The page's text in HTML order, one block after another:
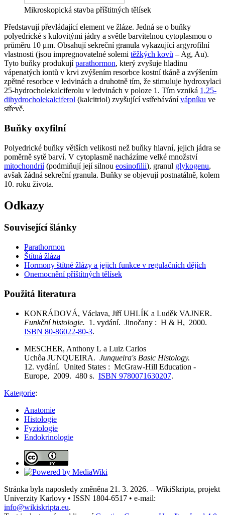
Mikroskopická stavba příštitných tělísek
Představují převládající element ve žláze. Jedná se o buňky
polyedrické s kulovitými jádry a světle barvitelnou cytoplasmou o
průměru 10 μm. Obsahují sekreční granula vykazující argyrofilní
vlastnosti (jsou impregnovatelné solemi těžkých kovů – Ag, Au).
Tyto buňky produkujíparathormon, který zvyšuje hladinu
vápenatých iontů v krvi zvýšením resorbce kostní tkáně a zvýšením
zpětné resorbce v ledvinách a druhotně tím, že stimuluje hydroxylaci
25-hydrocholekalciferolu v ledvinách v poloze 1. Tím vzniká 1,25-
dihydrocholekalciferol (kalcitriol) zvyšující vstřebávánívápníku ve
střevě.
Buňky oxyfilní
Polyedrické buňky větších velikosti než buňky hlavní, jejich jádra se
poměrně sytě barví. V cytoplasmě nacházíme velké množství
mitochondrií(podmiňují její silnou eosinofilii), granul glykogenu,
avšak žádná sekreční granula. Buňky se objevují postnatálně, kolem
10. roku života.
Odkazy
Související šlánky
Parathormon
Štítná žláza
Hormony štítné žlázy a jejich funkce v regulačních dějích
Onemocnění příštítných tělísek
Použitá literatura
KONRÁDOVÁ, Václava, Jiří UHLÍK a Luděk VAJNER.
Funkční histologie. 1. vydání. Jinočany : H & H, 2000.
ISBN 80-86022-80-3.
MESCHER, Anthony L a Luiz Carlos
Uchôa JUNQUEIRA. Junqueira's Basic Histology.
12. vydání. United States : McGraw-Hill Education -
Europe, 2009. 480 s. ISBN 9780071630207.
Kategorie:
Anatomie
Histologie
Fyziologie
Endokrinologie
Stránka byla naposledy změněna 21. 3. 2026. – WikiSkripta, projekt
Univerzity Karlovy • ISSN 1804-6517 • e-mail:
info@wikiskripta.eu.